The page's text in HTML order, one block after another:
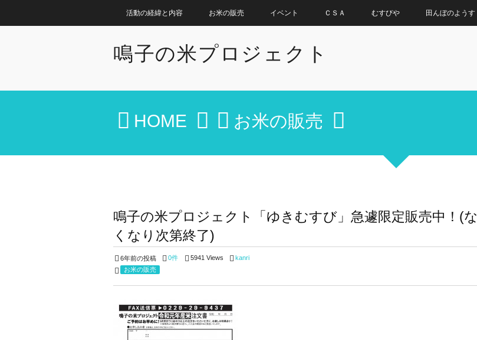
活動の経緯と内容 お米の販売 イベント ＣＳＡ むすびや 田んぼのようす
鳴子の米プロジェクト
HOME お米の販売
鳴子の米プロジェクト「ゆきむすび」急遽限定販売中！(な
くなり次第終了)
6年前の投稿 0件 5941 Views
kanri
お米の販売